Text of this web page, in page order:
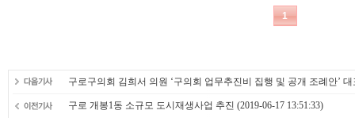
구로구의회 김희서 의원 ‘구의회 업무추진비 집행 및 공개 조례안’
구로 개봉1동 소규모 도시재생사업 추진 (2019-06-17 13:51:33)